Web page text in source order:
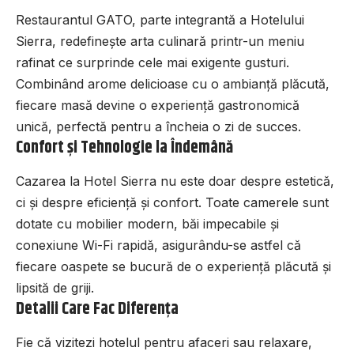
Restaurantul GATO, parte integrantă a Hotelului
Sierra, redefinește arta culinară printr-un meniu
rafinat ce surprinde cele mai exigente gusturi.
Combinând arome delicioase cu o ambianță plăcută,
fiecare masă devine o experiență gastronomică
unică, perfectă pentru a încheia o zi de succes.
Confort și Tehnologie la Îndemână
Cazarea la Hotel Sierra nu este doar despre estetică,
ci și despre eficiență și confort. Toate camerele sunt
dotate cu mobilier modern, băi impecabile și
conexiune Wi-Fi rapidă, asigurându-se astfel că
fiecare oaspete se bucură de o experiență plăcută și
lipsită de griji.
Detalii Care Fac Diferența
Fie că vizitezi hotelul pentru afaceri sau relaxare,